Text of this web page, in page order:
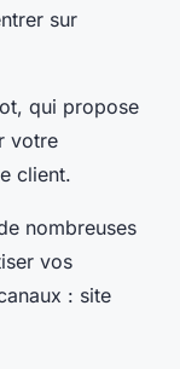
sur
qui propose
votre
client.
nombreuses
vos
: site